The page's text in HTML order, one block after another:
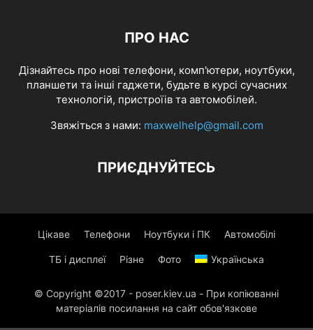
ПРО НАС
Дізнайтесь про нові телефони, комп'ютери, ноутбуки,
планшети та інші гаджети, будьте в курсі сучасних
технологій, пристроїів та автомобілей.
Звяжіться з нами: maxwelhelp@gmail.com
ПРИЄДНУЙТЕСЬ
Цікаве Телефони Ноутбуки і ПК Автомобілі
ТБ і дисплеї Різне Фото Українська
© Copyright ©2017 - poser.kiev.ua - При копіюванні
матеріалів посилання на сайт обов'язкове